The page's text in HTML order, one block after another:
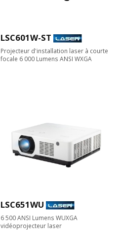
LSC601W-ST
Projecteur d'installation laser à courte
focale 6 000 Lumens ANSI WXGA
LSC651WU
6 500 ANSI Lumens WUXGA
vidéoprojecteur laser